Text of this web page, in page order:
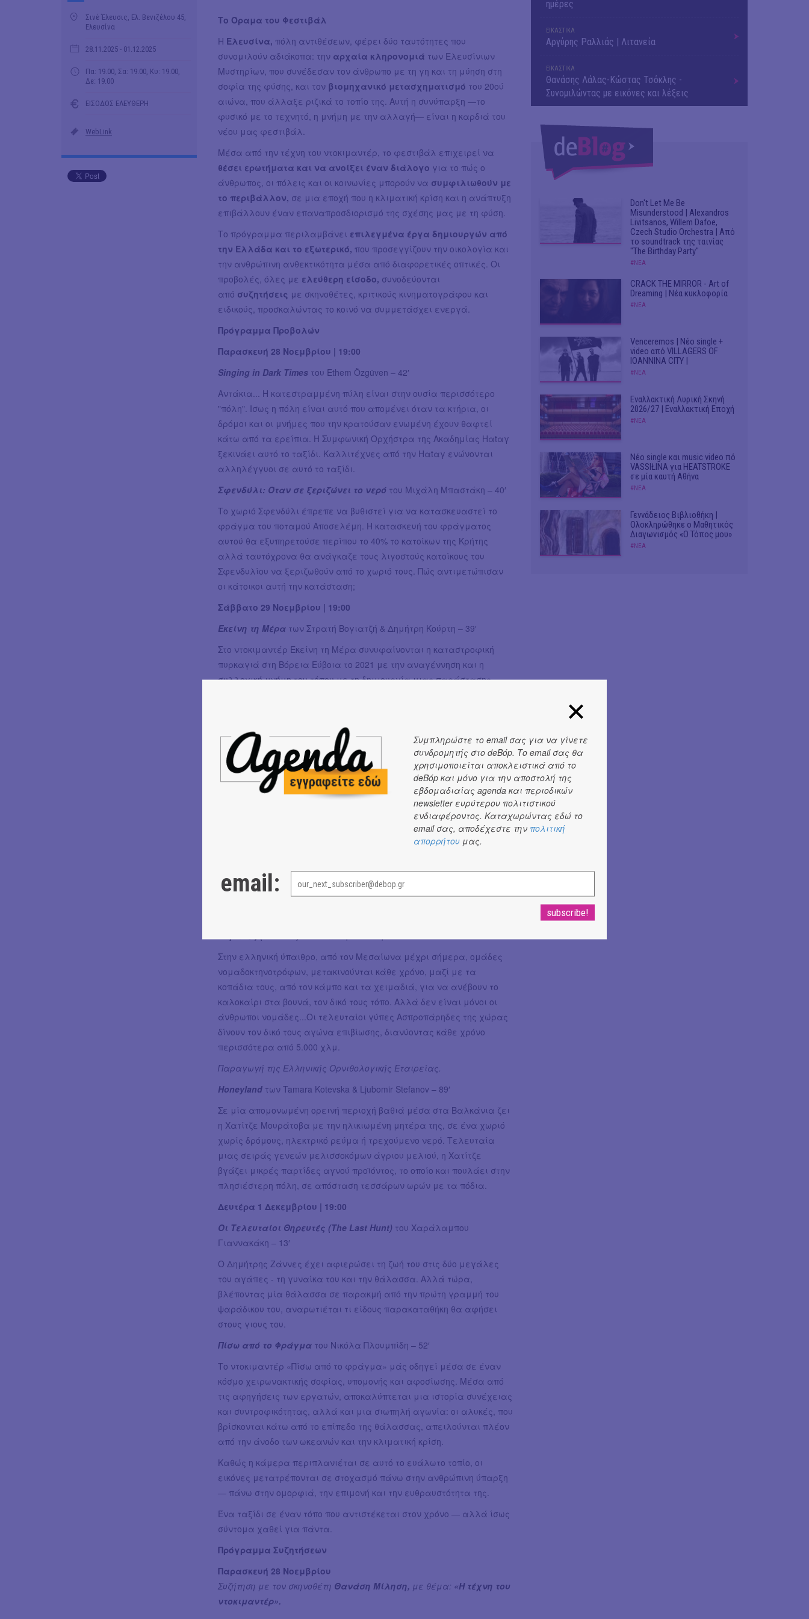
Σινέ Έλευσις, Ελ. Βενιζέλου 45,
Ελευσίνα
28.11.2025 - 01.12.2025
Πα: 19.00, Σα: 19.00, Κυ: 19.00,
Δε: 19.00
ΕΙΣΟΔΟΣ ΕΛΕΥΘΕΡΗ
WebLink
Το Όραμα του Φεστιβάλ
Η Ελευσίνα, πόλη αντιθέσεων, φέρει δύο ταυτότητες που
συνομιλούν αδιάκοπα: την αρχαία κληρονομιά των Ελευσίνιων
Μυστηρίων, που συνέδεσαν τον άνθρωπο με τη γη και τη μύηση στη
σοφία της φύσης, και τον βιομηχανικό μετασχηματισμό του 20ού
αιώνα, που άλλαξε ριζικά το τοπίο της. Αυτή η συνύπαρξη —το
φυσικό με το τεχνητό, η μνήμη με την αλλαγή— είναι η καρδιά του
νέου μας φεστιβάλ.
Μέσα από την τέχνη του ντοκιμαντέρ, το φεστιβάλ επιχειρεί να
θέσει ερωτήματα και να ανοίξει έναν διάλογο για το πώς ο
άνθρωπος, οι πόλεις και οι κοινωνίες μπορούν να συμφιλιωθούν με
το περιβάλλον, σε μια εποχή που η κλιματική κρίση και η ανάπτυξη
επιβάλλουν έναν επαναπροσδιορισμό της σχέσης μας με τη φύση.
Το πρόγραμμα περιλαμβάνει επιλεγμένα έργα δημιουργών από
την Ελλάδα και το εξωτερικό, που προσεγγίζουν την οικολογία και
την ανθρώπινη ανθεκτικότητα μέσα από διαφορετικές οπτικές. Οι
προβολές, όλες με ελεύθερη είσοδο, συνοδεύονται
από συζητήσεις με σκηνοθέτες, κριτικούς κινηματογράφου και
ειδικούς, προσκαλώντας το κοινό να συμμετάσχει ενεργά.
Πρόγραμμα Προβολών
Παρασκευή 28 Νοεμβρίου | 19:00
Singing in Dark Times του Ethem Özgüven – 42′
Αντάκια... Η κατεστραμμένη πύλη είναι στην ουσία περισσότερο
"πόλη". Ισως η πόλη είναι αυτό που απομένει όταν τα κτήρια, οι
δρόμοι και οι μνήμες που την κρατούσαν ενωμένη έχουν θαφτεί
κάτω από τα ερείπια. Η Συμφωνική Ορχήστρα της Ακαδημίας Ηαtαγ
ξεκινάει αυτό το ταξίδι. Καλλιτέχνες από την Ηαtαγ ενώνονται
αλληλέγγυοι σε αυτό το ταξίδι.
Σφενδύλι: Όταν σε ξεριζώνει το νερό του Μιχάλη Μπαστάκη – 40′
Το χωριό Σφενδύλι έπρεπε να βυθιστεί για να κατασκευαστεί το
φράγμα του ποταμού Αποσελέμη. Η κατασκευή του φράγματος
αυτού θα εξυπηρετούσε περίπου το 40% το κατοίκων της Κρήτης
αλλά ταυτόχρονα θα ανάγκαζε τους λιγοστούς κατοίκους του
Σφενδυλίου να ξεριζωθούν από το χωριό τους. Πώς αντιμετώπισαν
οι κάτοικοι αυτή την κατάσταση;
Σάββατο 29 Νοεμβρίου | 19:00
Εκείνη τη Μέρα των Στρατή Βογιατζή & Δημήτρη Κούρτη – 39′
Στο ντοκιμαντέρ Εκείνη τη Μέρα συνυφαίνονται η καταστροφική
πυρκαγιά στη Βόρεια Εύβοια το 2021 με την αναγέννηση και η
συλλογική μνήμη του τόπου με τη δημιουργία μιας παράστασης
'Ενα φιλμικό δοκίμιο πάνω στη σχέση ανθρώπινου και μη
ανθρώπινου κόσμου.
Παραγωγή και χορηγία της Εθνικής Λυρικής Σκηνής.
Φωνή Αιγαίου
της Λυδίας Καρρά – 61′
Το Αιγαίο που γνωρίσαμε και αγαπήσαμε, με τις παρθένες
ακρογιαλιές, τις κακοτράχαλες πλαγιές και τα χωριά τα
σμιλεμένα στα βράχια, αυτό το Αιγαίο εξαφανίζεται με γοργούς
ρυθμούς... Στη θέση του αναδύεται ένα ατέλειωτο γιαπί, χωρίς
πραγματεύεται τη σημασία της φύσης στη ζωή του ανθρώπου, την
αξία της ομορφιάς του φυσικού και δομημένου χώρου.
Στην ελληνική ύπαιθρο, από τον Μεσαίωνα μέχρι σήμερα, ομάδες
νομαδοκτηνοτρόφων, μετακινούνται κάθε χρόνο, μαζί με τα
κοπάδια τους, από τον κάμπο και τα χειμαδιά, για να ανέβουν το
καλοκαίρι στα βουνά, τον δικό τους τόπο. Αλλά δεν είναι μόνοι οι
άνθρωποι νομάδες...Οι τελευταίοι γύπες Ασπροπάρηδες της χώρας
δίνουν τον δικό τους αγώνα επιβίωσης, διανύοντας κάθε χρόνο
περισσότερα από 5.000 χλμ.
Παραγωγή της Ελληνικής Ορνιθολογικής Εταιρείας.
Honeyland των Tamara Kotevska & Ljubomir Stefanov – 89′
Σε μία απομονωμένη ορεινή περιοχή βαθιά μέσα στα Βαλκάνια ζει
η Χατίτζε Μουράτοβα με την ηλικιωμένη μητέρα της, σε ένα χωριό
χωρίς δρόμους, ηλεκτρικό ρεύμα ή τρεχούμενο νερό. Τελευταία
μιας σειράς γενεών μελισσοκόμων άγριου μελιού, η Χατίτζε
βγάζει μικρές παρτίδες αγνού προϊόντος, το οποίο και πουλάει στην
πλησιέστερη πόλη, σε απόσταση τεσσάρων ωρών με τα πόδια.
Δευτέρα 1 Δεκεμβρίου | 19:00
Οι Τελευταίοι Θηρευτές (The Last Hunt) του Χαράλαμπου
Γιαννακάκη – 13′
Ο Δημήτρης Ζάννες έχει αφιερώσει τη ζωή του στις δύο μεγάλες
του αγάπες - τη γυναίκα του και την θάλασσα. Αλλά τώρα,
βλέποντας μία θάλασσα σε παρακμή από την πρώτη γραμμή του
ψαράδικου του, αναρωτιέται τι είδους παρακαταθήκη θα αφήσει
στους γιους του.
Πίσω από το Φράγμα του Νικόλα Πλουμπίδη – 52′
Το ντοκιμαντέρ «Πίσω από το φράγμα» μάς οδηγεί μέσα σε έναν
κόσμο χειρωνακτικής σοφίας, υπομονής και αφοσίωσης. Μέσα από
τις αφηγήσεις των εργατών, αποκαλύπτεται μια ιστορία συνέχειας
και συντροφικότητας, αλλά και μια σιωπηλή αγωνία: οι αλυκές, που
βρίσκονται κάτω από το επίπεδο της θάλασσας, απειλούνται πλέον
από την άνοδο των ωκεανών και την κλιματική κρίση.
Καθώς η κάμερα περιπλανιέται σε αυτό το ευάλωτο τοπίο, οι
εικόνες μετατρέπονται σε στοχασμό πάνω στην ανθρώπινη ύπαρξη
— πάνω στην ομορφιά, την επιμονή και την ευθραυστότητα της.
Ένα ταξίδι σε έναν τόπο που αντιστέκεται στον χρόνο — αλλά ίσως
σύντομα χαθεί για πάντα.
Πρόγραμμα Συζητήσεων
Παρασκευή 28 Νοεμβρίου
Συζήτηση με τον σκηνοθέτη Θανάση Μίληση, με θέμα: «Η τέχνη του
ντοκιμαντέρ».
ημέρες
ΕΙΚΑΣΤΙΚΑ
Αργύρης Ραλλιάς | Λιτανεία
ΕΙΚΑΣΤΙΚΑ
Θανάσης Λάλας-Κώστας Τσόκλης -
Συνομιλώντας με εικόνες και λέξεις
Don't Let Me Be
Misunderstood | Alexandros
Livitsanos, Willem Dafoe,
Czech Studio Orchestra | Από
το soundtrack της ταινίας
"The Birthday Party"
#ΝΕΑ
CRACK THE MIRROR - Art of
Dreaming | Νέα κυκλοφορία
#ΝΕΑ
Venceremos | Νέο single +
video από VILLAGERS OF
IOANNINA CITY |
#ΝΕΑ
Εναλλακτική Λυρική Σκηνή
2026/27 | Εναλλακτική Εποχή
#ΝΕΑ
Νέο single και music video πό
VASSIŁINA για HEATSTROKE
σε μία καυτή Αθήνα
#ΝΕΑ
Γεννάδειος Βιβλιοθήκη |
Ολοκληρώθηκε ο Μαθητικός
Διαγωνισμός «Ο Τόπος μου»
#ΝΕΑ
Συμπληρώστε το email σας για να γίνετε
συνδρομητής στο deBόp. Το email σας θα
χρησιμοποιείται αποκλειστικά από το
deBόp και μόνο για την αποστολή της
εβδομαδιαίας agenda και περιοδικών
newsletter ευρύτερου πολιτιστικού
ενδιαφέροντος. Καταχωρώντας εδώ το
email σας, αποδέχεστε την πολιτική
απορρήτου μας.
email: